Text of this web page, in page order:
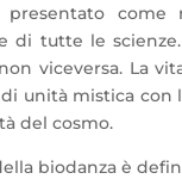
presentato
di tutte le
viceversa. La
unità mistica con
del cosmo.
biodanza è